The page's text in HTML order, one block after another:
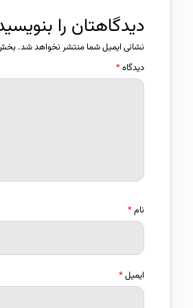
دیدگاهتان را
نشانی ایمیل شما منتشر نخواهد شد.
دیدگاه*
نام*
ایمیل*